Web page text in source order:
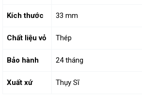
Kích thước 33 mm
Chất liệu vỏ Thép
Bảo hành 24 tháng
Xuất xứ Thụy Sĩ